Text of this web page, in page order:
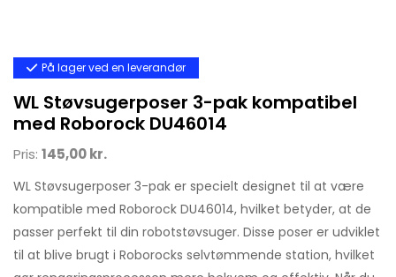
På lager ved en leverandør
WL Støvsugerposer 3-pak kompatibel
med Roborock DU46014
Pris: 145,00 kr.
WL Støvsugerposer 3-pak er specielt designet til at være
kompatible med Roborock DU46014, hvilket betyder, at de
passer perfekt til din robotstøvsuger. Disse poser er udviklet
til at blive brugt i Roborocks selvtømmende station, hvilket